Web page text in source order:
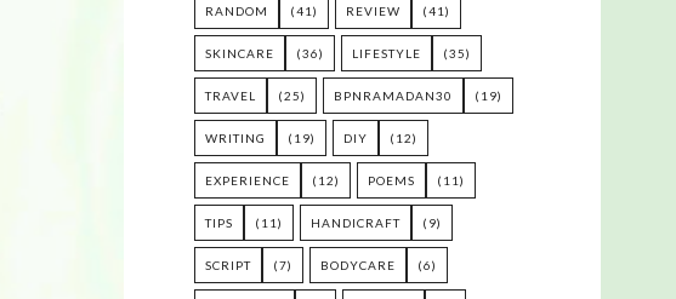
RANDOM (41) REVIEW (41)
SKINCARE (36) LIFESTYLE (35)
TRAVEL (25) BPNRAMADAN30 (19)
WRITING (19) DIY (12)
EXPERIENCE (12) POEMS (11)
TIPS (11) HANDICRAFT (9)
SCRIPT (7) BODYCARE (6)